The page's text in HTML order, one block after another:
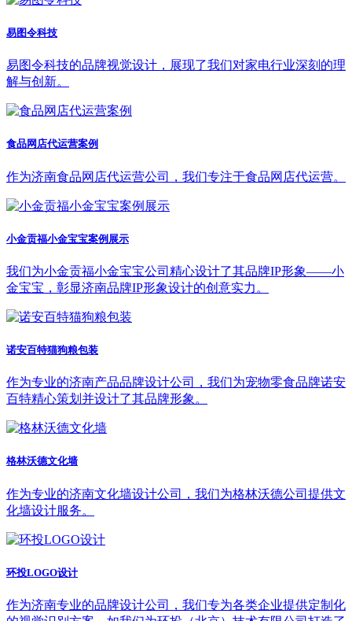
易图令科技
易图令科技的品牌视觉设计，展现了我们对家电行业深刻的理
解与创新。
食品网店代运营案例
作为济南食品网店代运营公司，我们专注于食品网店代运营。
小金贡福小金宝宝案例展示
我们为小金贡福小金宝宝公司精心设计了其品牌IP形象——小
金宝宝，彰显济南品牌IP形象设计的创意实力。
诺安百特猫狗粮包装
作为专业的济南产品品牌设计公司，我们为宠物零食品牌诺安
百特精心策划并设计了其品牌形象。
格林沃德文化墙
作为专业的济南文化墙设计公司，我们为格林沃德公司提供文
化墙设计服务。
环投LOGO设计
作为济南专业的品牌设计公司，我们专为各类企业提供定制化